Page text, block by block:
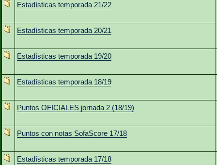
Estadísticas temporada 21/22
Estadísticas temporada 20/21
Estadísticas temporada 19/20
Estadísticas temporada 18/19
Puntos OFICIALES jornada 2 (18/19)
Puntos con notas SofaScore 17/18
Estadísticas temporada 17/18